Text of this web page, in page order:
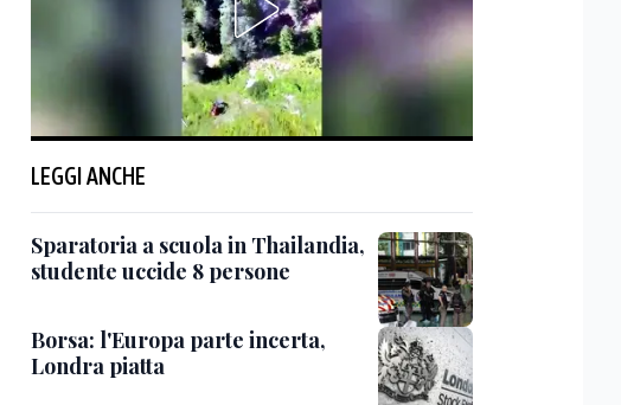
LEGGI ANCHE
Sparatoria a scuola in Thailandia,
studente uccide 8 persone
Borsa: l'Europa parte incerta,
Londra piatta